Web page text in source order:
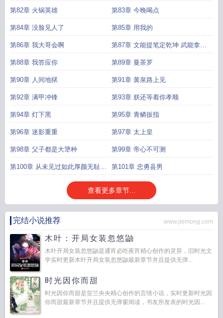
第82章 火锅英雄 第83章 今晚喝点
第84章 没脸见人了 第85章 用我的
第86章 我大哥会啊 第87章 文能提笔定乾坤 武能拿锅
砸熊头
第88章 我答应你 第89章 曼茶罗
第90章 人间地狱 第91章 黄泉路上见
第92章 满甲冲锋 第93章 朕还等着你孝顺
第94章 灯下黑 第95章 青鳞扳指
第96章 迷影重重 第97章 太上皇
第98章 父子都是大犟种 第99章 帝心不可测
第100章 从未见过如此厚颜无耻之 第101章 忠勇县男
查看更多章节...
完结小说推荐 www.jiemong.com
木叶：开局女装忽悠鼬
木叶开局女装忽悠鼬是通宵必吃夜宵精心创作的灵异，旧时光文
学实时更新木叶开局女装忽悠鼬最新章节并且提供无弹...
时光因你而甜
时光因你而甜是贺兰央央精心创作的言情小说，实时更新时光因
你而甜最新章节并且提供无弹窗阅读，书友所发表的时光因...